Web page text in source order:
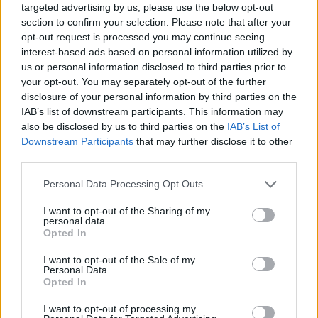
targeted advertising by us, please use the below opt-out
section to confirm your selection. Please note that after your
opt-out request is processed you may continue seeing
interest-based ads based on personal information utilized by
us or personal information disclosed to third parties prior to
your opt-out. You may separately opt-out of the further
disclosure of your personal information by third parties on the
IAB’s list of downstream participants. This information may
also be disclosed by us to third parties on the IAB’s List of
Downstream Participants that may further disclose it to other
Personal Data Processing Opt Outs
I want to opt-out of the Sharing of my
personal data.
Opted In
I want to opt-out of the Sale of my
Personal Data.
Opted In
I want to opt-out of processing my
Az este marha jól sikerül, mindenki vidám és fesztelen, az
elszámoltatás és számonkérés, bár pár barátom szerint
lehet párkapcsolatban is boldog az ember, na, hiszem, ha
látom. A pincérnőnek szemmel láthatóan bejövök, a